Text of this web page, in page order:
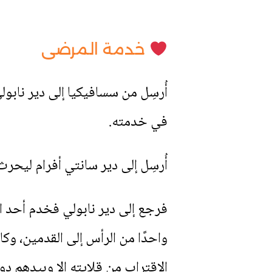
خدمة المرضى
أُرسِل من سسافيكيا إلى دير
في خدمته.
أُرسِل إلى دير سانتي أفرام
فرجع إلى دير نابولي فخدم
واحدًا من الرأس إلى القدمين،